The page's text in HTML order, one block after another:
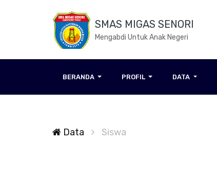
SMAS MIGAS SENORI
Mengabdi Untuk Anak Negeri
BERANDA PROFIL DATA
Data Siswa